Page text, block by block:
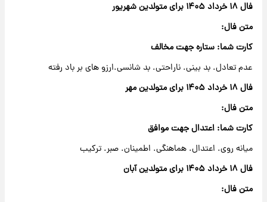
فال ۱۸ خرداد ۱۴۰۵ برای متولدین شهریور
متن فال:
کارت شما: ستاره جهت مخالف
عدم تعادل. بد بینی. ناراحتی. بد شانسی.ارزو های بر باد رفته
فال ۱۸ خرداد ۱۴۰۵ برای متولدین مهر
متن فال:
کارت شما: اعتدال جهت موافق
میانه روی. اعتدال. هماهنگی. اطمینان. صبر. ترکیب
فال ۱۸ خرداد ۱۴۰۵ برای متولدین آبان
متن فال: